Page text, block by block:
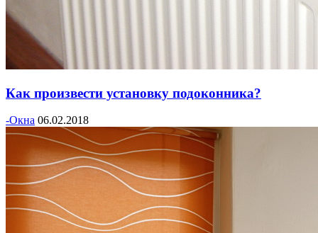
Как произвести установку подоконника?
-Окна 06.02.2018